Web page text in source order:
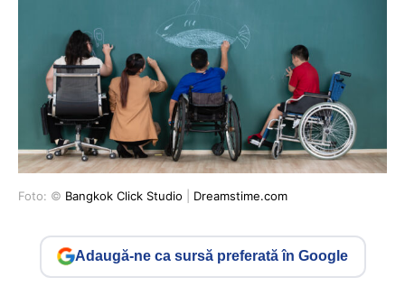
Foto: © Bangkok Click Studio Dreamstime.com
Adaugă-ne ca sursă preferată în Google